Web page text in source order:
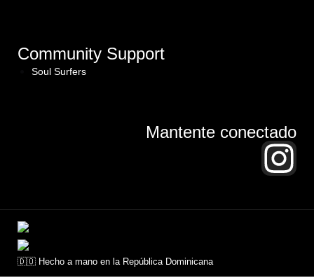
Community Support
Soul Surfers
Mantente conectado
🇩🇴 Hecho a mano en la República Dominicana